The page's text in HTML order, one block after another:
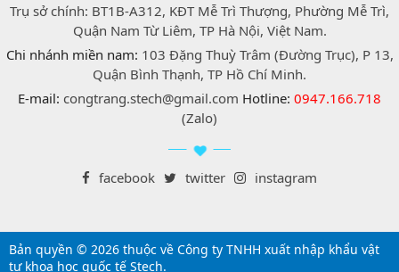
Trụ sở chính: BT1B-A312, KĐT Mễ Trì Thượng, Phường Mễ Trì,
Quận Nam Từ Liêm, TP Hà Nội, Việt Nam.
Chi nhánh miền nam: 103 Đặng Thuỳ Trâm (Đường Trục), P 13,
Quận Bình Thạnh, TP Hồ Chí Minh.
E-mail: congtrang.stech@gmail.com Hotline: 0947.166.718
(Zalo)
facebook twitter instagram
Bản quyền © 2026 thuộc về Công ty TNHH xuất nhập khẩu vật
tư khoa học quốc tế Stech.